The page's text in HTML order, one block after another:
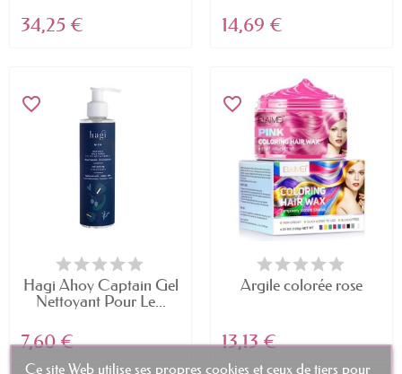
34,25 € 14,69 €
favorite_border
Hagi Ahoy Captain Gel
Nettoyant Pour Le...
7,60 €
favorite_border
Argile colorée rose
13,13 €
Ce site Web utilise ses propres cookies et ceux de tiers pour